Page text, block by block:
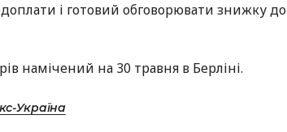
і готовий обговорювати знижку до
намічений на 30 травня в Берліні.
Україна